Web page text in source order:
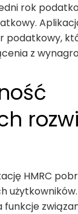
rok
podatkowy,
z
HMRC
funkcje